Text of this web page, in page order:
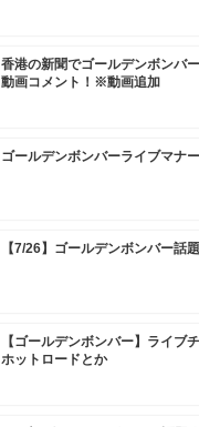
香港の新聞でゴールデンボンバ
動画コメント！※動画追加
ゴールデンボンバーライブマナ
【7/26】ゴールデンボンバー話
【ゴールデンボンバー】ライブ
ホットロードとか